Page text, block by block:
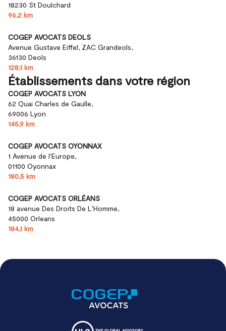
18230 St Doulchard
96,2 km
COGEP AVOCATS DEOLS
Avenue Gustave Eiffel, ZAC Grandeols,
36130 Deols
128,1 km
Établissements dans votre région
COGEP AVOCATS LYON
62 Quai Charles de Gaulle,
69006 Lyon
145,9 km
COGEP AVOCATS OYONNAX
1 Avenue de l'Europe,
01100 Oyonnax
180,5 km
COGEP AVOCATS ORLÉANS
18 avenue Des Droits De L'Homme,
45000 Orleans
184,1 km